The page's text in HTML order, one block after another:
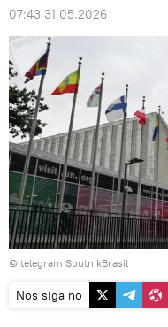
07:43 31.05.2026
© telegram SputnikBrasil
Nos siga no